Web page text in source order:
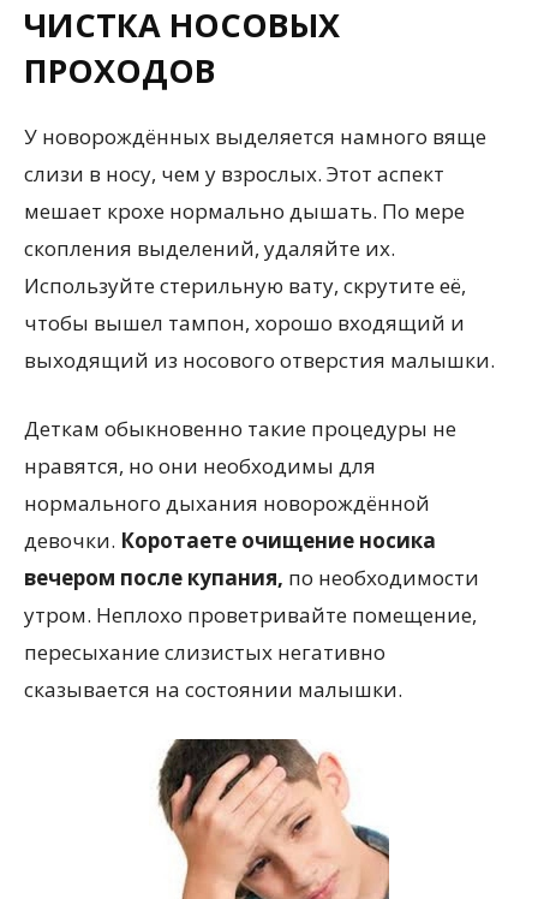
ЧИСТКА НОСОВЫХ
ПРОХОДОВ
У новорождённых выделяется намного вяще
слизи в носу, чем у взрослых. Этот аспект
мешает крохе нормально дышать. По мере
скопления выделений, удаляйте их.
Используйте стерильную вату, скрутите её,
чтобы вышел тампон, хорошо входящий и
выходящий из носового отверстия малышки.
Деткам обыкновенно такие процедуры не
нравятся, но они необходимы для
нормального дыхания новорождённой
девочки. Коротаете очищение носика
вечером после купания, по необходимости
утром. Неплохо проветривайте помещение,
пересыхание слизистых негативно
сказывается на состоянии малышки.